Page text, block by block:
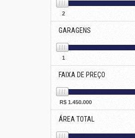
2
GARAGENS
1
FAIXA DE PREÇO
R$ 1.450.000
ÁREA TOTAL